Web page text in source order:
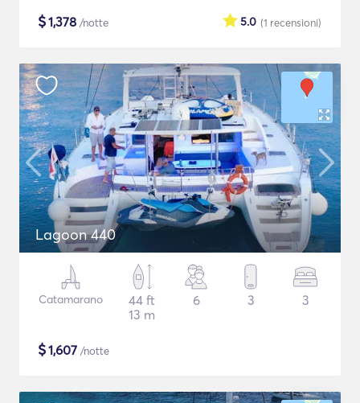
$1,378 /notte (1 recensioni)
5.0
Lagoon 440
Catamarano
44 ft
13 m
6 3 3
$1,607 /notte